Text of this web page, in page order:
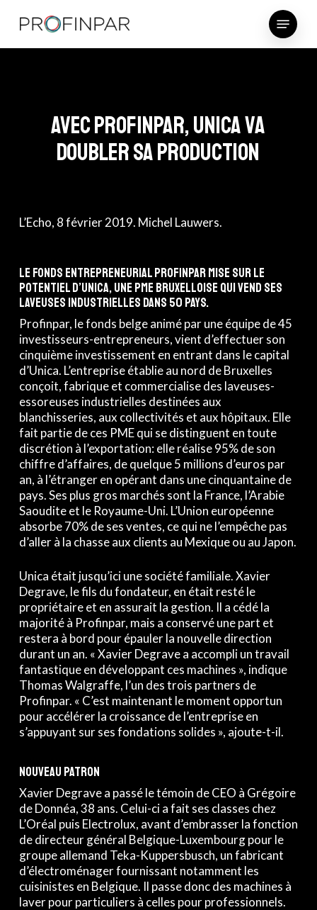
Menu
Avec Profinpar, Unica va
doubler sa production
L’Echo, 8 février 2019. Michel Lauwers.
Le fonds entrepreneurial Profinpar mise sur le
potentiel d’Unica, une PME bruxelloise qui vend ses
laveuses industrielles dans 50 pays.
Profinpar, le fonds belge animé par une équipe de 45
investisseurs-entrepreneurs, vient d’effectuer son
cinquième investissement en entrant dans le capital
d’Unica. L’entreprise établie au nord de Bruxelles
conçoit, fabrique et commercialise des laveuses-
essoreuses industrielles destinées aux
blanchisseries, aux collectivités et aux hôpitaux. Elle
fait partie de ces PME qui se distinguent en toute
discrétion à l’exportation: elle réalise 95% de son
chiffre d’affaires, de quelque 5 millions d’euros par
an, à l’étranger en opérant dans une cinquantaine de
pays. Ses plus gros marchés sont la France, l’Arabie
Saoudite et le Royaume-Uni. L’Union européenne
absorbe 70% de ses ventes, ce qui ne l’empêche pas
d’aller à la chasse aux clients au Mexique ou au Japon.
Unica était jusqu’ici une société familiale. Xavier
Degrave, le fils du fondateur, en était resté le
propriétaire et en assurait la gestion. Il a cédé la
majorité à Profinpar, mais a conservé une part et
restera à bord pour épauler la nouvelle direction
durant un an. « Xavier Degrave a accompli un travail
fantastique en développant ces machines », indique
Thomas Walgraffe, l’un des trois partners de
Profinpar. « C’est maintenant le moment opportun
pour accélérer la croissance de l’entreprise en
s’appuyant sur ses fondations solides », ajoute-t-il.
Nouveau patron
Xavier Degrave a passé le témoin de CEO à Grégoire
de Donnéa, 38 ans. Celui-ci a fait ses classes chez
L’Oréal puis Electrolux, avant d’embrasser la fonction
de directeur général Belgique-Luxembourg pour le
groupe allemand Teka-Kuppersbusch, un fabricant
d’électroménager fournissant notamment les
cuisinistes en Belgique. Il passe donc des machines à
laver pour particuliers à celles pour professionnels.